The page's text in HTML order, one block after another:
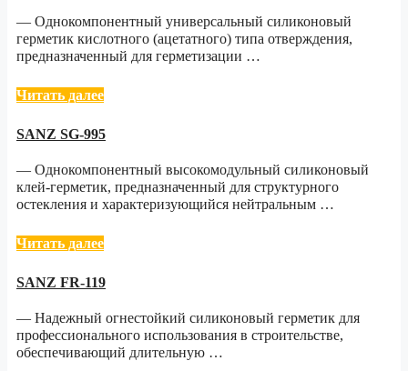
— Однокомпонентный универсальный силиконовый
герметик кислотного (ацетатного) типа отверждения,
предназначенный для герметизации …
Читать далее
SANZ SG-995
— Однокомпонентный высокомодульный силиконовый
клей-герметик, предназначенный для структурного
остекления и характеризующийся нейтральным …
Читать далее
SANZ FR-119
— Надежный огнестойкий силиконовый герметик для
профессионального использования в строительстве,
обеспечивающий длительную …